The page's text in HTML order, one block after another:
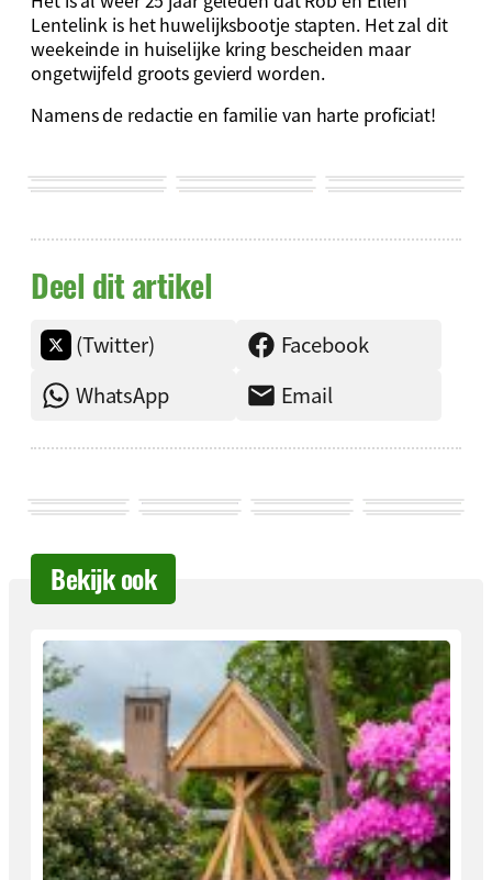
Lentelink is het huwelijksbootje stapten. Het zal dit
weekeinde in huiselijke kring bescheiden maar
ongetwijfeld groots gevierd worden.
Namens de redactie en familie van harte proficiat!
Deel dit artikel
(Twitter)
Facebook
WhatsApp
Email
Bekijk ook